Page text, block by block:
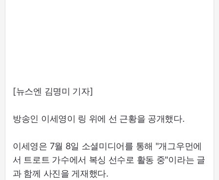
[뉴스엔 김명미 기자]
방송인 이세영이 링 위에 선 근황을 공개했다.
이세영은 7월 8일 소셜미디어를 통해 "개그우먼에
서 트로트 가수에서 복싱 선수로 활동 중"이라는 글
과 함께 사진을 게재했다.